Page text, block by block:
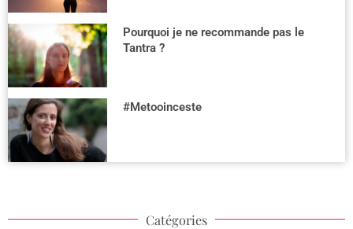
Pourquoi je ne recommande pas le
Tantra ?
#Metooinceste
Catégories